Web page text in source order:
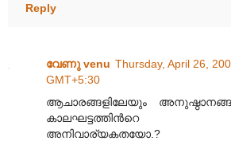
Reply
വേണു venu Thursday, April 26,
GMT+5:30
ആചാരങ്ങളിലേയും
കാലഘട്ടത്തിന്‍റെ
അനിവാര്യകതയോ.?